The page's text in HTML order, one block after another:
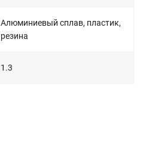
Алюминиевый сплав, пластик,
резина
1.3